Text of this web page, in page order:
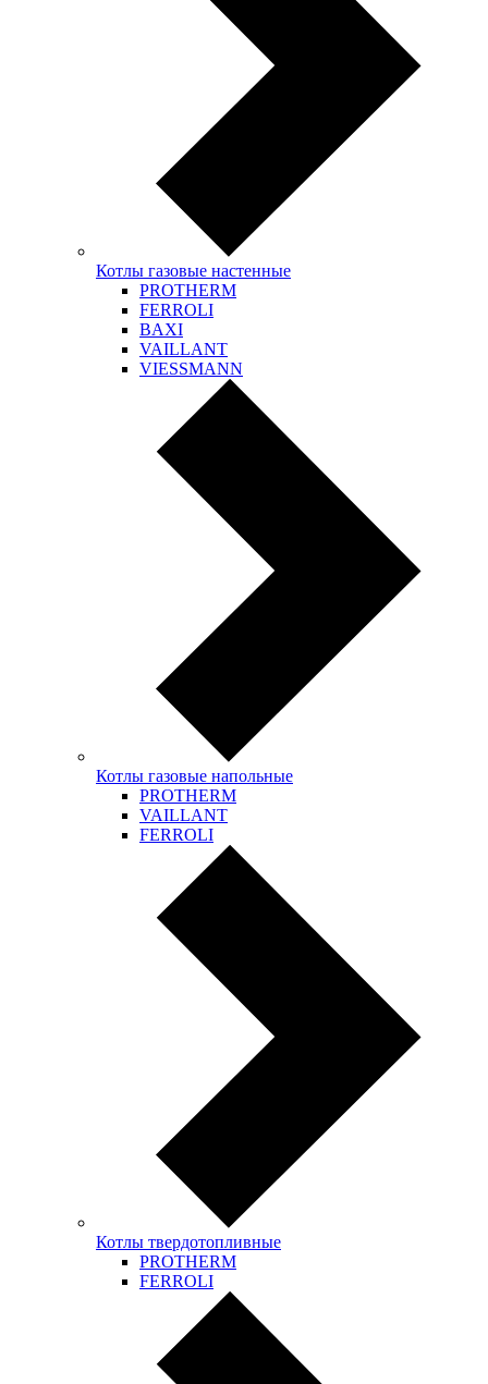
Котлы газовые настенные
PROTHERM
FERROLI
BAXI
VAILLANT
VIESSMANN
Котлы газовые напольные
PROTHERM
VAILLANT
FERROLI
Котлы твердотопливные
PROTHERM
FERROLI